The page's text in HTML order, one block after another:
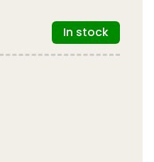
In stock